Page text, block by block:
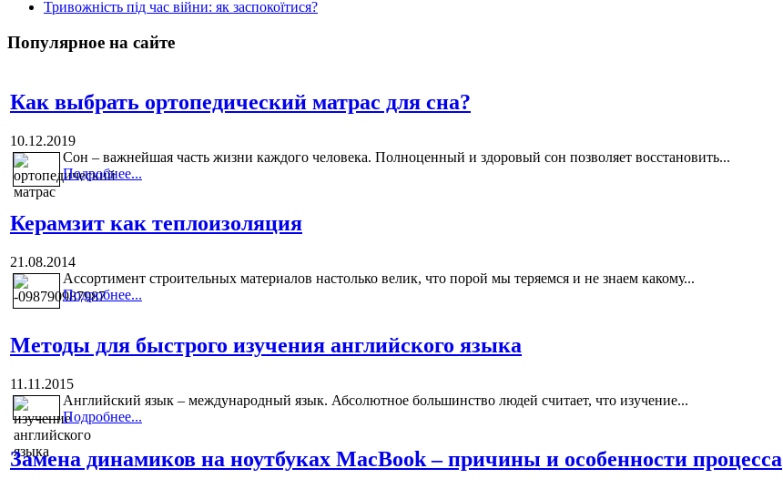
Тривожність під час війни: як заспокоїтися?
Популярное на сайте
Как выбрать ортопедический матрас для сна?
10.12.2019
Сон – важнейшая часть жизни каждого человека. Полноценный и здоровый сон позволяет восстановить...
Подробнее...
Керамзит как теплоизоляция
21.08.2014
Ассортимент строительных материалов настолько велик, что порой мы теряемся и не знаем какому...
Подробнее...
Методы для быстрого изучения английского языка
11.11.2015
Английский язык – международный язык. Абсолютное большинство людей считает, что изучение...
Подробнее...
Замена динамиков на ноутбуках MacBook – причины и особенности процесса